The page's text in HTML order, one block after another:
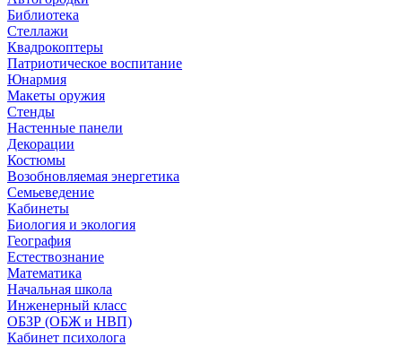
Библиотека
Стеллажи
Квадрокоптеры
Патриотическое воспитание
Юнармия
Макеты оружия
Стенды
Настенные панели
Декорации
Костюмы
Возобновляемая энергетика
Семьеведение
Кабинеты
Биология и экология
География
Естествознание
Математика
Начальная школа
Инженерный класс
ОБЗР (ОБЖ и НВП)
Кабинет психолога